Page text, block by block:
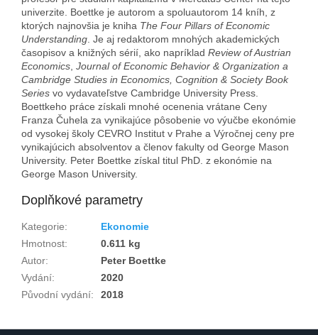
univerzite. Boettke je autorom a spoluautorom 14 kníh, z
ktorých najnovšia je kniha The Four Pillars of Economic
Understanding . Je aj redaktorom mnohých akademických
časopisov a knižných sérií, ako napríklad Review of Austrian
Economics Journal of Economic Behavior & Organization a
Cambridge Studies in Economics, Cognition & Society Book
Series vo vydavateľstve Cambridge University Press.
Boettkeho práce získali mnohé ocenenia vrátane Ceny
Franza Čuhela za vynikajúce pôsobenie vo výučbe ekonómie
od vysokej školy CEVRO Institut v Prahe a Výročnej ceny pre
vynikajúcich absolventov a členov fakulty od George Mason
University. Peter Boettke získal titul PhD. z ekonómie na
George Mason University.
Doplňkové parametry
Kategorie:
Ekonomie
Hmotnost:
0.611 kg
Autor:
Peter Boettke
Vydání:
2020
Původní vydání: 2018